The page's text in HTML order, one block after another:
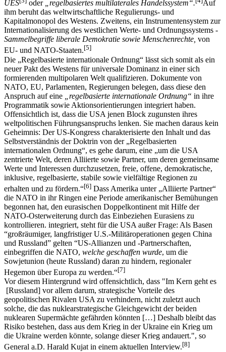
UES
oder „regelbasiertes multilaterales Handelssystem“.
Auf
ihm beruht das weltwirtschaftliche Regulierungs- und
Kapitalmonopol des Westens. Zweitens, ein Instrumentensystem zur
Internationalisierung des westlichen Werte- und Ordnungssystems -
Sammelbegriffe liberale Demokratie sowie Menschenrechte, von
EU- und NATO-Staaten.[5]
Die „Regelbasierte internationale Ordnung“ lässt sich somit als ein
neuer Pakt des Westens für universale Dominanz in einer sich
formierenden multipolaren Welt qualifizieren. Dokumente von
NATO, EU, Parlamenten, Regierungen belegen, dass diese den
Anspruch auf eine
„regelbasierte internationale Ordnung“ in ihre
Programmatik sowie Aktionsorientierungen integriert haben.
Offensichtlich ist, dass die USA jenen Block zugunsten ihres
weltpolitischen Führungsanspruchs lenken. Sie machen daraus kein
Geheimnis: Der US-Kongress charakterisierte den Inhalt und das
Selbstverständnis der Doktrin von der „Regelbasierten
internationalen Ordnung“, es gehe darum, eine „um die USA
zentrierte Welt, deren Alliierte sowie Partner, um deren gemeinsame
Werte und Interessen durchzusetzen, freie, offene, demokratische,
inklusive, regelbasierte, stabile sowie vielfältige Regionen zu
erhalten und zu fördern.“[6] Dass Amerika unter „Alliierte Partner“
die NATO in ihr Ringen eine Periode amerikanischer Bemühungen
begonnen hat, den eurasischen Doppelkontinent mit Hilfe der
NATO-Osterweiterung durch das Einbeziehen Eurasiens zu
kontrollieren. integriert, steht für die USA außer Frage: Als Basen
“großräumiger, langfristiger U.S.-Militäroperationen gegen China
und Russland” gelten “US-Allianzen und -Partnerschaften,
einbegriffen die NATO, welche geschaffen wurde, um die
Sowjetunion (heute Russland) daran zu hindern, regionaler
Hegemon über Europa zu werden.“[7]
Vor diesem Hintergrund wird offensichtlich, dass "Im Kern geht es
[Russland] vor allem darum, strategische Vorteile des
geopolitischen Rivalen USA zu verhindern, nicht zuletzt auch
solche, die das nuklearstrategische Gleichgewicht der beiden
nuklearen Supermächte gefährden könnten […] Deshalb bleibt das
Risiko bestehen, dass aus dem Krieg in der Ukraine ein Krieg um
die Ukraine werden könnte, solange dieser Krieg andauert.", so
General a.D. Harald Kujat in einem aktuellen Interview.[8]